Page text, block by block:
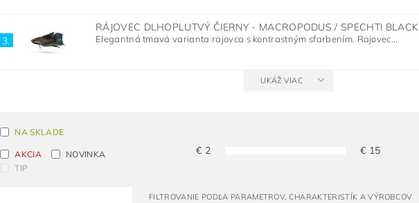
3.
RÁJOVEC DLHOPLUTVÝ ČIERNY - MACROPODUS / SPECHTI BLACK
Elegantná tmavá varianta rajovca s kontrastným sfarbením. Rajovec...
UKÁŽ VIAC
NA SKLADE
AKCIA
NOVINKA
TIP
€ 2 € 15
FILTROVANIE PODĽA PARAMETROV, CHARAKTERISTÍK A VÝROBCOV